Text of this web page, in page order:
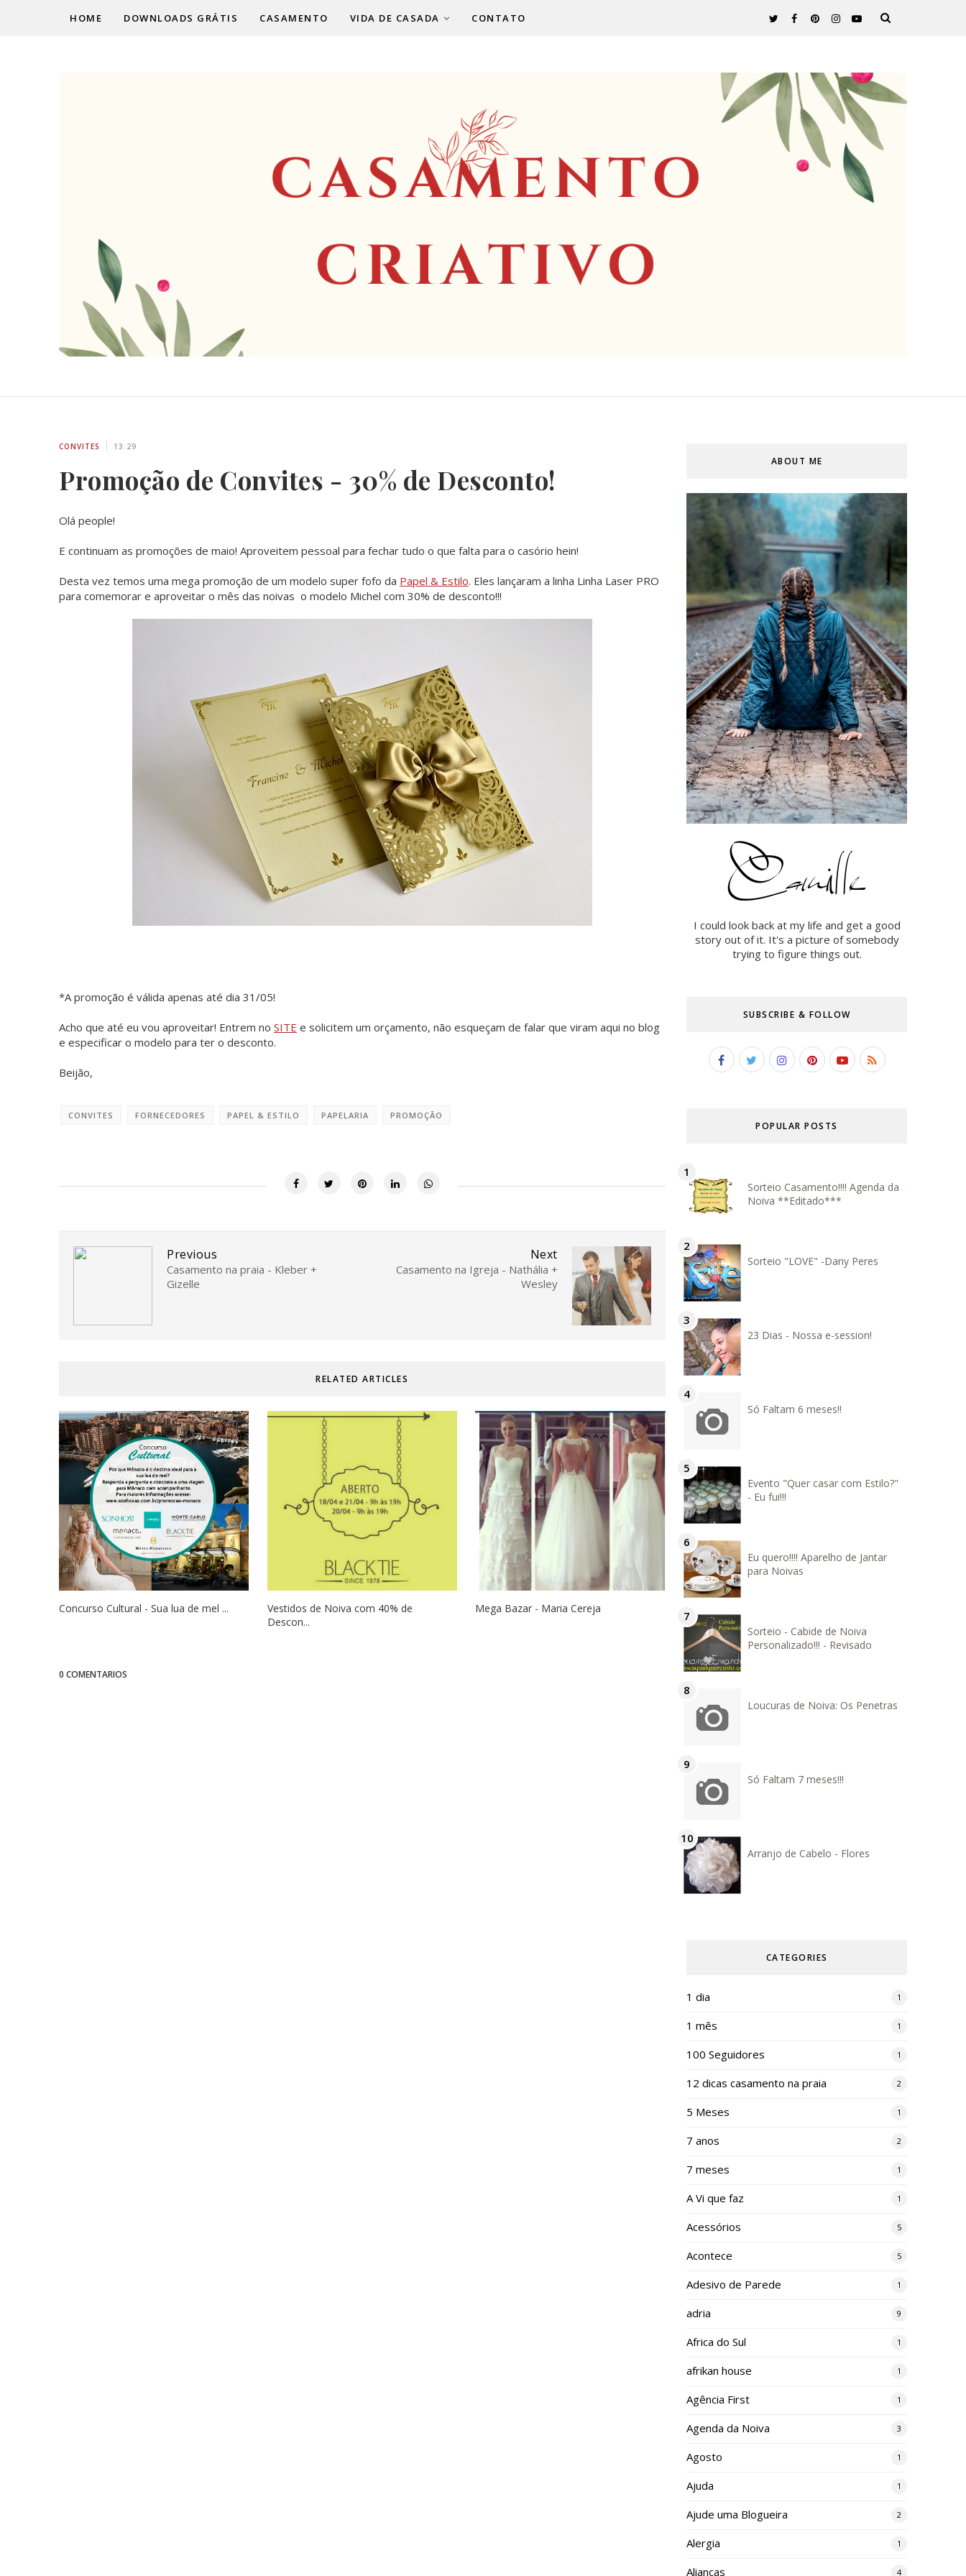
HOME DOWNLOADS GRÁTIS CASAMENTO VIDA DE CASADA CONTATO
CONVITES 13:29
Promoção de Convites - 30% de Desconto!
Olá people!
E continuam as promoções de maio! Aproveitem pessoal para fechar tudo o que falta para o casório hein!
Desta vez temos uma mega promoção de um modelo super fofo da Papel & Estilo. Eles lançaram a linha Linha Laser PRO
para comemorar e aproveitar o mês das noivas o modelo Michel com 30% de desconto!!!
*A promoção é válida apenas até dia 31/05!
Acho que até eu vou aproveitar! Entrem no SITE e solicitem um orçamento, não esqueçam de falar que viram aqui no blog
e especificar o modelo para ter o desconto.
Beijão,
CONVITES FORNECEDORES PAPEL & ESTILO PAPELARIA PROMOÇÃO
Next
Casamento na Igreja - Nathália +
Wesley
Previous
Casamento na praia - Kleber +
Gizelle
RELATED ARTICLES
Concurso Cultural - Sua lua de mel ...
Vestidos de Noiva com 40% de
Descon...
Mega Bazar - Maria Cereja
0 COMENTARIOS
ABOUT ME
I could look back at my life and get a good
story out of it. It's a picture of somebody
trying to figure things out.
SUBSCRIBE & FOLLOW
POPULAR POSTS
Sorteio Casamento!!!! Agenda da
Noiva **Editado***
Sorteio "LOVE" -Dany Peres
23 Dias - Nossa e-session!
Só Faltam 6 meses!!
Evento "Quer casar com Estilo?"
- Eu fui!!!
Eu quero!!!! Aparelho de Jantar
para Noivas
Sorteio - Cabide de Noiva
Personalizado!!! - Revisado
Loucuras de Noiva: Os Penetras
Só Faltam 7 meses!!!
Arranjo de Cabelo - Flores
CATEGORIES
1 dia 1
1 mês 1
100 Seguidores 1
12 dicas casamento na praia 2
5 Meses 1
7 anos 2
7 meses 1
A Vi que faz 1
Acessórios 5
Acontece 5
Adesivo de Parede 1
adria 9
Africa do Sul 1
afrikan house 1
Agência First 1
Agenda da Noiva 3
Agosto 1
Ajuda 1
Ajude uma Blogueira 2
Alergia 1
Alianças 4